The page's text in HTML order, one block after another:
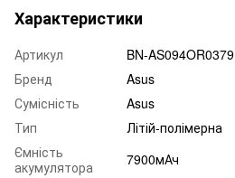
Характеристики
Артикул
BN-AS094OR0379
Бренд
Asus
Сумісність
Asus
Тип
Літій-полімерна
Ємність
акумулятора
7900мАч